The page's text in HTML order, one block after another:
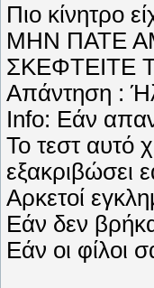
Πιο κίνητρο
ΜΗΝ ΠΑΤΕ
ΣΚΕΦΤΕΙΤΕ
Απάντηση :
Info: Εάν
Το τεστ αυτό
εξακριβώσει
Αρκετοί
Εάν δεν
Εάν οι φίλοι